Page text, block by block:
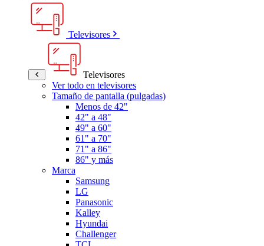
Televisores
Televisores
Ver todo en televisores
Tamaño de pantalla (pulgadas)
Menos de 42"
42" a 48"
49" a 60"
61" a 70"
71" a 86"
86" y más
Marca
Samsung
LG
Panasonic
Kalley
Hyundai
Challenger